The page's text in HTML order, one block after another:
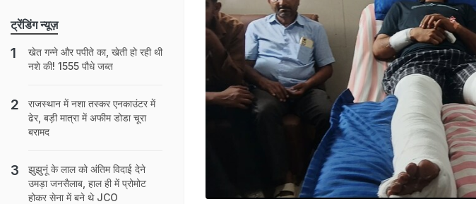
ट्रेंडिंग न्यूज़
खेत गन्ने और पपीते का, खेती हो रही थी
नशे की! 1555 पौधे जब्त
राजस्‍थान में नशा तस्‍कर एनकाउंटर में
ढेर, बड़ी मात्रा में अफीम डोडा चूरा
बरामद
झुझुनूं के लाल को अंतिम विदाई देने
उमड़ा जनसैलाब, हाल ही में प्रोमोट
होकर सेना में बने थे JCO